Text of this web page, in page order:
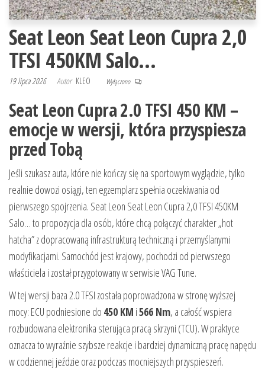
Seat Leon Seat Leon Cupra 2,0
TFSI 450KM Salo…
19 lipca 2026 Autor KLEO Wyłączono
Seat Leon Cupra 2.0 TFSI 450 KM –
emocje w wersji, która przyspiesza
przed Tobą
Jeśli szukasz auta, które nie kończy się na sportowym wyglądzie, tylko
realnie dowozi osiągi, ten egzemplarz spełnia oczekiwania od
pierwszego spojrzenia. Seat Leon Seat Leon Cupra 2,0 TFSI 450KM
Salo… to propozycja dla osób, które chcą połączyć charakter „hot
hatcha” z dopracowaną infrastrukturą techniczną i przemyślanymi
modyfikacjami. Samochód jest krajowy, pochodzi od pierwszego
właściciela i został przygotowany w serwisie VAG Tune.
W tej wersji baza 2.0 TFSI została poprowadzona w stronę wyższej
mocy: ECU podniesione do 450 KM i566 Nm, a całość wspiera
rozbudowana elektronika sterująca pracą skrzyni (TCU). W praktyce
oznacza to wyraźnie szybsze reakcje i bardziej dynamiczną pracę napędu
w codziennej jeździe oraz podczas mocniejszych przyspieszeń.